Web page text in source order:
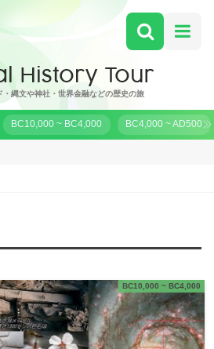
・縄文や神社・世界金融などの歴史の旅
BC10,000 ~ BC4,000 BC4,000 ~ AD500
BC10,000 ~ BC4,000